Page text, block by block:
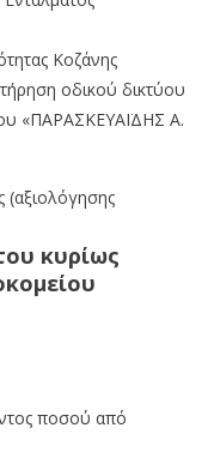
Κοζάνης
οδικού δικτύου
«ΠΑΡΑΣΚΕΥΑΪΔΗΣ Α.
(αξιολόγησης
κυρίως
ποσού από